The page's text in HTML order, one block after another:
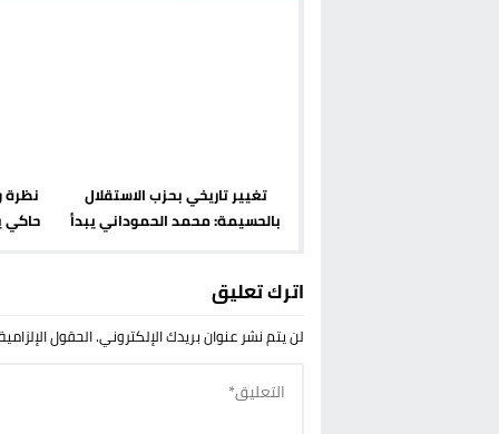
تغيير تاريخي بحزب الاستقلال
بالحسيمة: محمد الحموداني يبدأ
نظرة
حاكي
اترك تعليق
لن يتم نشر عنوان بريدك الإلكتروني.الحقول